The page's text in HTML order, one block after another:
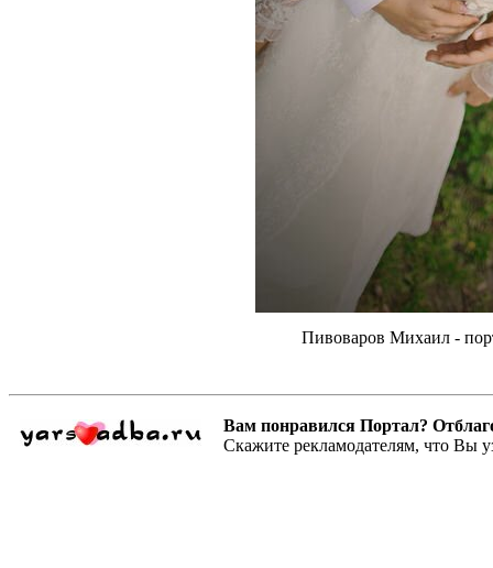
Пивоваров Михаил -
Вам понравился Портал?
Скажите рекламодателям, что Вы